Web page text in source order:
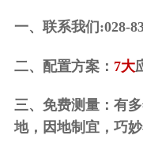
一、联系我们 :028-
二、配置方案： 7大
三、免费测量：有
地，因地制宜，巧妙